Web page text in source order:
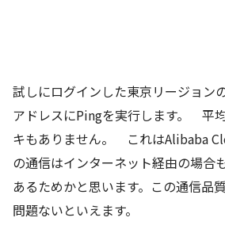
試しにログインした東京リージョン
アドレスにPingを実行します。 平
キもありません。 これはAlibaba
の通信はインターネット経由の場合
あるためかと思います。この通信品
問題ないといえます。